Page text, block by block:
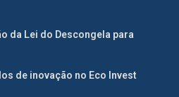
da Lei do Descongela para
de inovação no Eco Invest